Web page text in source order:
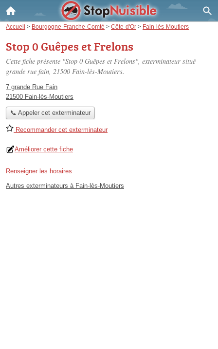
Accueil > Bourgogne-Franche-Comté > Côte-d'Or > Fain-lès-Moutiers
Stop 0 Guêpes et Frelons
Cette fiche présente "Stop 0 Guêpes et Frelons", exterminateur situé
grande rue fain, 21500 Fain-lès-Moutiers.
7 grande Rue Fain
21500 Fain-lès-Moutiers
📞 Appeler cet exterminateur
Recommander cet exterminateur
Améliorer cette fiche
Renseigner les horaires
Autres exterminateurs à Fain-lès-Moutiers